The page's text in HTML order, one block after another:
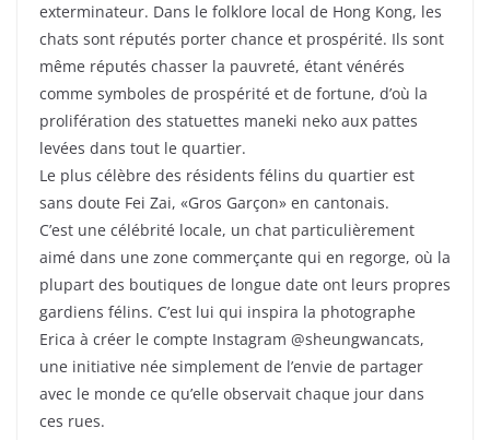
exterminateur. Dans le folklore local de Hong Kong, les
chats sont réputés porter chance et prospérité. Ils sont
même réputés chasser la pauvreté, étant vénérés
comme symboles de prospérité et de fortune, d’où la
prolifération des statuettes maneki neko aux pattes
levées dans tout le quartier.
Le plus célèbre des résidents félins du quartier est
sans doute Fei Zai, «Gros Garçon» en cantonais.
C’est une célébrité locale, un chat particulièrement
aimé dans une zone commerçante qui en regorge, où la
plupart des boutiques de longue date ont leurs propres
gardiens félins. C’est lui qui inspira la photographe
Erica à créer le compte Instagram @sheungwancats,
une initiative née simplement de l’envie de partager
avec le monde ce qu’elle observait chaque jour dans
ces rues.